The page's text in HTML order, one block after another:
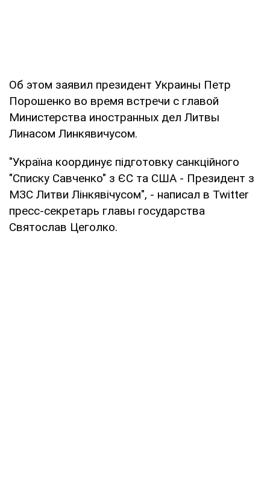
Об этом заявил президент Украины Петр
Порошенко во время встречи с главой
Министерства иностранных дел Литвы
Линасом Линкявичусом.
"Україна координує підготовку санкційного
"Списку Савченко" з ЄС та США - Президент з
МЗС Литви Лінкявічусом", - написал в Twitter
пресс-секретарь главы государства
Святослав Цеголко.